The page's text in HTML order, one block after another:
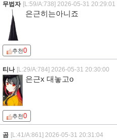
무법자 [L:59/A:738] 2026-05-31 20:29:01
은근히는아니죠
추천0
티나 [L:29/A:784] 2026-05-31 20:30:00
은근x 대놓고o
추천0
곰 [L:41/A:861] 2026-05-31 20:31:04